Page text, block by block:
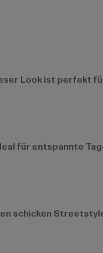
Look ist perfekt
für entspannte
schicken